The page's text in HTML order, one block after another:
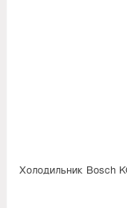
Холодильник Bosсh